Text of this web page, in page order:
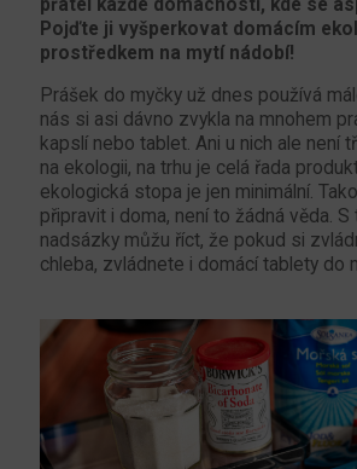
přátel každé domácnosti, kde se
Pojďte ji vyšperkovat domácím
prostředkem na mytí nádobí!
Prášek do myčky už dnes používá
nás si asi dávno zvykla na mnohem
kapslí nebo tablet. Ani u nich ale není
na ekologii, na trhu je celá řada
ekologická stopa je jen minimální.
připravit i doma, není to žádná věda. S
nadsázky můžu říct, že pokud si
chleba, zvládnete i domácí tablety do